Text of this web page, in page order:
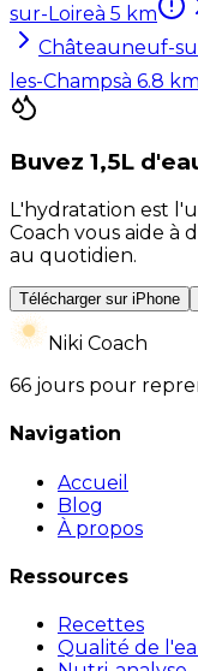
sur-Loireà 5 km
Châteauneuf-
les-Champsà 6.8 km
Buvez 1,5L
L'hydratation est
Coach vous aide à
au quotidien.
Télécharger sur iPhone
Niki Coach
66 jours pour
Navigation
Accueil
Blog
À propos
Ressources
Recettes
Qualité de